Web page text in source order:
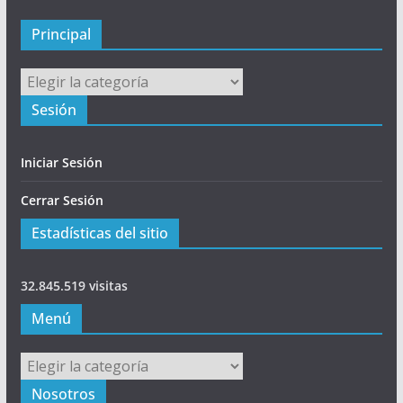
Principal
Principal
Sesión
Iniciar Sesión
Cerrar Sesión
Estadísticas del sitio
32.845.519 visitas
Menú
Menú
Nosotros